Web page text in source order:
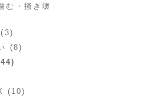
む・掻き壊
(8)
(10)